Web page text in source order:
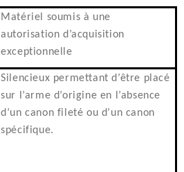
Matériel soumis à une
autorisation d’acquisition
exceptionnelle
Silencieux permettant d’être placé
sur l’arme d’origine en l’absence
d’un canon fileté ou d’un canon
spécifique.